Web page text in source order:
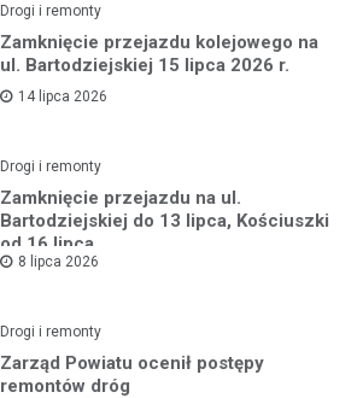
Drogi i remonty
Zamknięcie przejazdu kolejowego na
ul. Bartodziejskiej 15 lipca 2026 r.
14 lipca 2026
Drogi i remonty
Zamknięcie przejazdu na ul.
Bartodziejskiej do 13 lipca, Kościuszki
od 16 lipca
8 lipca 2026
Drogi i remonty
Zarząd Powiatu ocenił postępy
remontów dróg